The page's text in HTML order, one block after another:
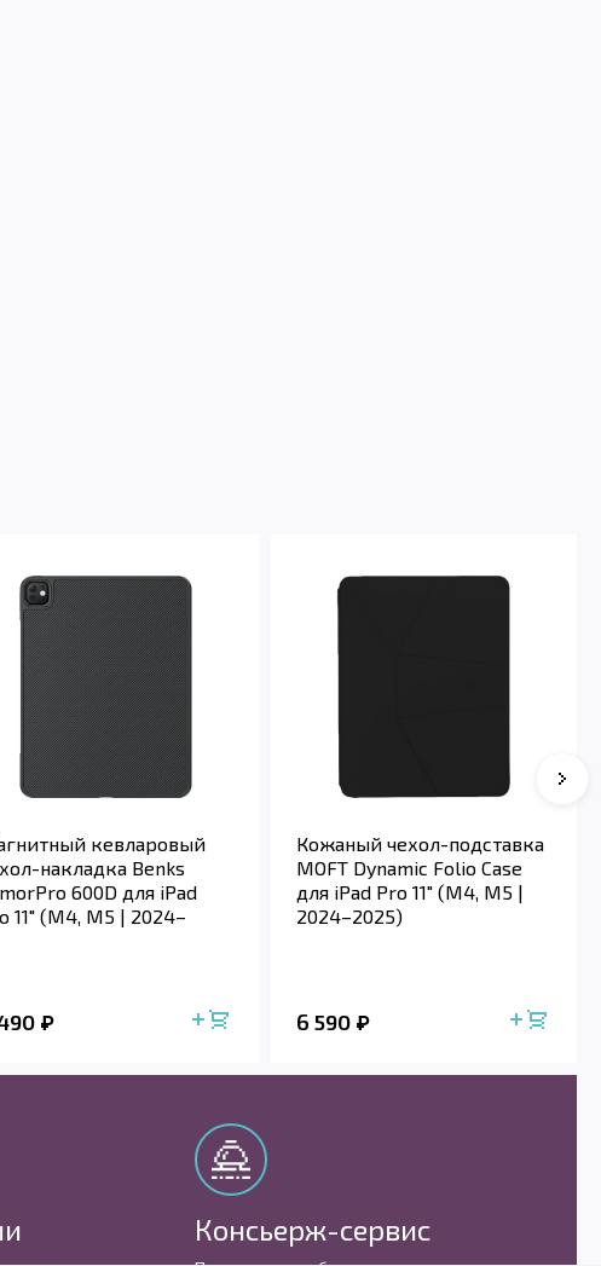
кевларовый
накладка Benks
600D для iPad
11" (M4, M5 | 2024–
Кожаный чехол-подставка
MOFT Dynamic Folio Case
для iPad Pro 11" (M4, M5 |
2024–2025)
6 590
Консьерж-сервис